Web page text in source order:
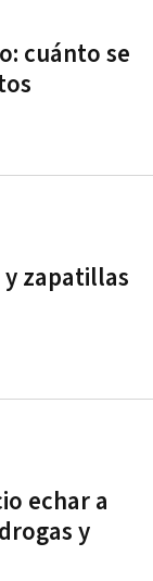
cuánto se
y zapatillas
echar a
y